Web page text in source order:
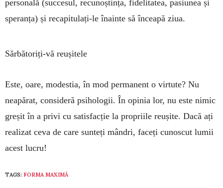
personală (succesul, recunoștința, fidelitatea, pasiunea și
speranța) și recapitulați-le înainte să înceapă ziua.
Sărbătoriți-vă reușitele
Este, oare, modestia, în mod permanent o virtute? Nu
neapărat, consideră psihologii. În opinia lor, nu este nimic
greșit în a privi cu satisfacție la propriile reușite. Dacă ați
realizat ceva de care sunteți mândri, faceți cunoscut lumii
acest lucru!
TAGS: FORMA MAXIMĂ